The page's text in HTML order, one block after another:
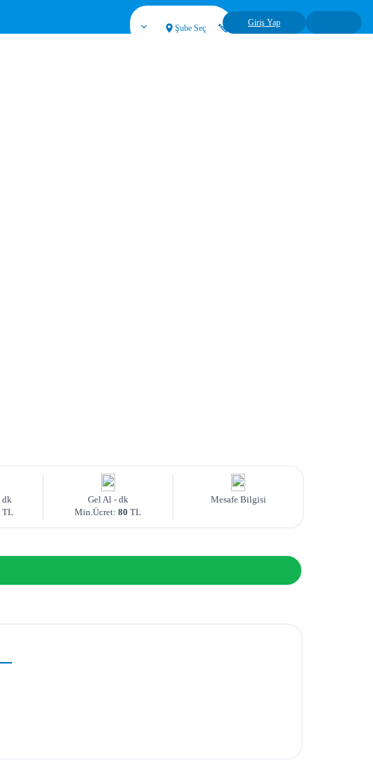
Şube Seç
Giriş Yap
dk
TL
Gel Al - dk
Min.Ücret: 80 TL
Mesafe Bilgisi